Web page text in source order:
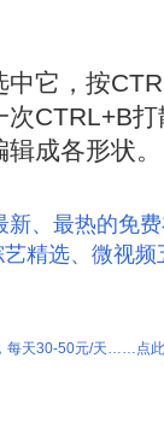
它，按
CTRL+B
成各形状。
、最热的免
艺精选、微视
每天30-50元/天……点